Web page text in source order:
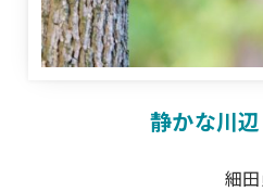
静かな川
細